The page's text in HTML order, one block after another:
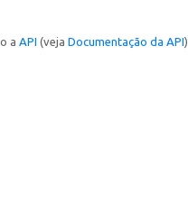
a API (veja Documentação da API